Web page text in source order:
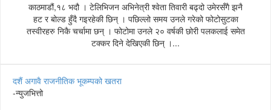
काठमाडौं,१८ भदौ । टेलिभिजन अभिनेत्री श्वेता तिवारी बढ्दो उमेरसँगै झनै
हट र बोल्ड हुँदै गइरहेकी छिन् । पछिल्लो समय उनले गरेको फोटोसुटका
तस्वीरहरु निकै चर्चामा छन् । फोटोमा उनले २० वर्षकी छोरी पलकलाई समेत
टक्कर दिने देखिएकी छिन् ।...
दशैं अगावै राजनीतिक भूकम्पको खतरा
-न्युजभित्तो